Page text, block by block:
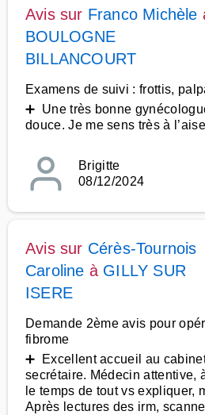
Avis sur Franco Michèle
BOULOGNE
BILLANCOURT
Examens de suivi : frottis,
➕ Une très bonne
douce. Je me sens très à
Brigitte
08/12/2024
Avis sur Cérès-Tournois
Caroline à GILLY SUR
ISERE
Demande 2ème avis pour
fibrome
➕ Excellent accueil au
secrétaire. Médecin attentive,
le temps de tout vs expliquer,
Après lectures des irm,